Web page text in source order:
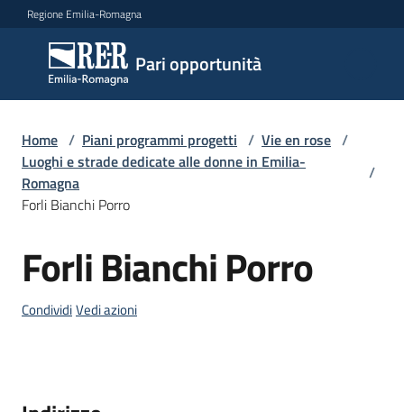
Vai al contenuto
Vai alla navigazione
Vai al footer
Regione Emilia-Romagna
Pari opportunità
Pari
opportunità
Argomenti
Servizi
Home / Piani programmi progetti / Vie en rose /
Luoghi e strade dedicate alle donne in Emilia-
Romagna
/
Forli Bianchi Porro
Salta al contenuto
Forli Bianchi Porro
CondividiVedi azioni